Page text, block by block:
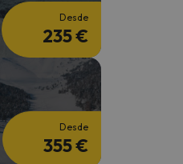
Desde
235 €
Desde
355 €